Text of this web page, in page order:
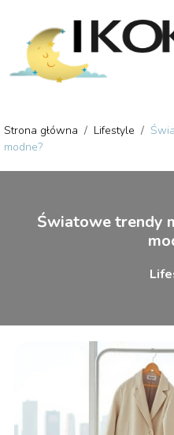
Strona główna / Lifestyle /
modne?
Światowe trendy